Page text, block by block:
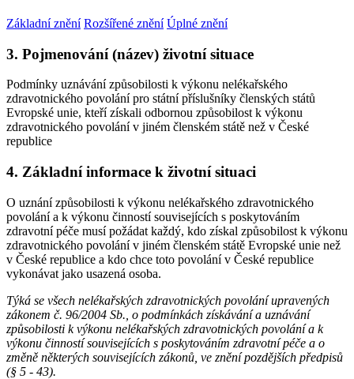
Základní znění Rozšířené znění Úplné znění
3. Pojmenování (název) životní situace
Podmínky uznávání způsobilosti k výkonu nelékařského
zdravotnického povolání pro státní příslušníky členských států
Evropské unie, kteří získali odbornou způsobilost k výkonu
zdravotnického povolání v jiném členském státě než v České
republice
4. Základní informace k životní situaci
O uznání způsobilosti k výkonu nelékařského zdravotnického
povolání a k výkonu činností souvisejících s poskytováním
zdravotní péče musí požádat každý, kdo získal způsobilost k výkonu
zdravotnického povolání v jiném členském státě Evropské unie než
v České republice a kdo chce toto povolání v České republice
vykonávat jako usazená osoba.
Týká se všech nelékařských zdravotnických povolání upravených
zákonem č. 96/2004 Sb., o podmínkách získávání a uznávání
způsobilosti k výkonu nelékařských zdravotnických povolání a k
výkonu činností souvisejících s poskytováním zdravotní péče a o
změně některých souvisejících zákonů, ve znění pozdějších předpisů
(§ 5 - 43).